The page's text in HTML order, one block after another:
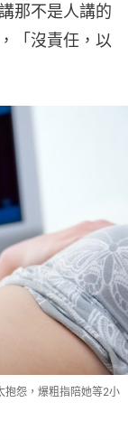
那不是人講的
「沒責任，以
抱怨，爆粗指陪她等2小